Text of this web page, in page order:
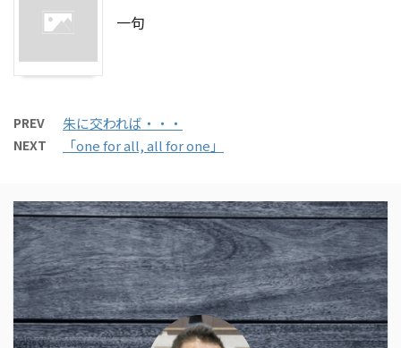
一句
PREV 朱に交われば・・・
NEXT 「one for all, all for one」